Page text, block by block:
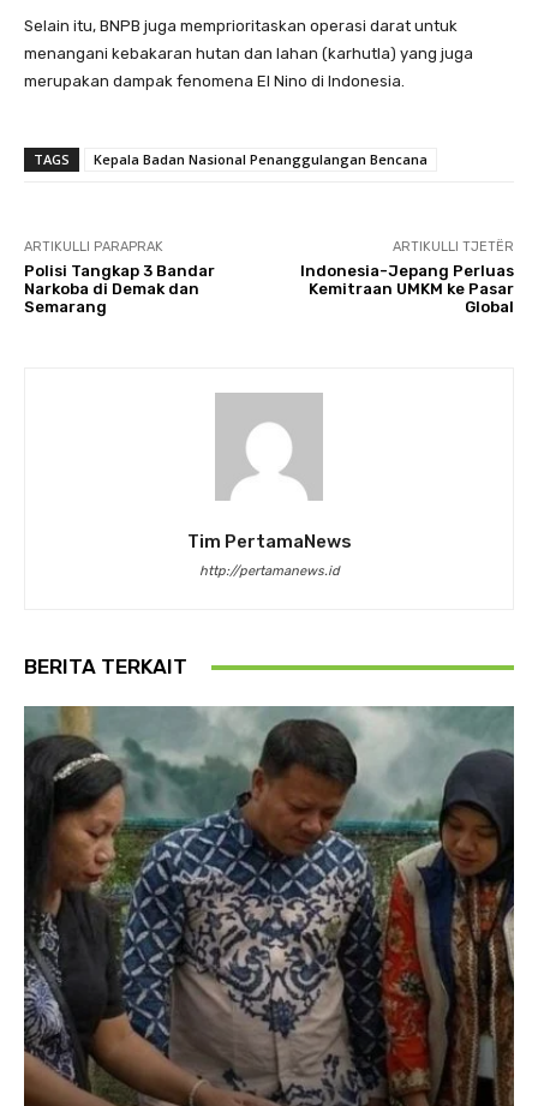
Selain itu, BNPB juga memprioritaskan operasi darat untuk
menangani kebakaran hutan dan lahan (karhutla) yang juga
merupakan dampak fenomena El Nino di Indonesia.
TAGS Kepala Badan Nasional Penanggulangan Bencana
ARTIKULLI PARAPRAK
Polisi Tangkap 3 Bandar
Narkoba di Demak dan
Semarang
ARTIKULLI TJETËR
Indonesia-Jepang Perluas
Kemitraan UMKM ke Pasar
Global
Tim PertamaNews
http://pertamanews.id
BERITA TERKAIT